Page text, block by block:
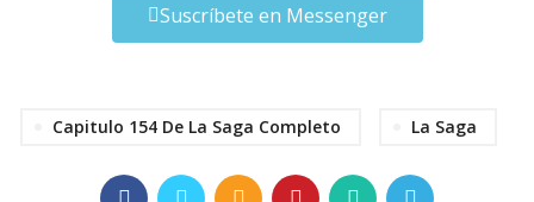
Suscríbete en Messenger
Capitulo 154 De La Saga Completo La Saga